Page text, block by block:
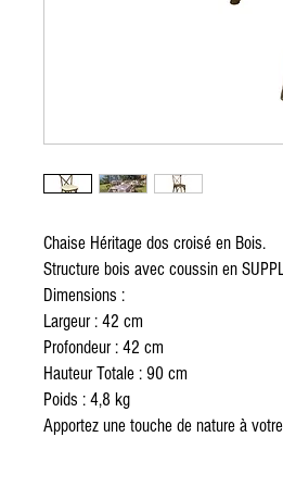
Zug furniture rental, Furniture rental, Round Table, Rectangular Table, High
Red carpet, exhibition, conference, event, separation, partition, wooden
cushion, table knife, table fork, spoon, Chair cover, Napkin, Vegetation, Totem,
Möbelverleih, Eventverleih Lausanne Bern Freiburg Zürich, Möbelverleih in
Freiburg Zürich, Vermietung von Möbeln in der Schweiz, Vermietung von
von Möbeln Nyon, Vermietung von Möbeln in Genf, Vermietung von Möbeln in
Crans Montana, Vermietung von Möbeln in Bern Vevey, Möbelverleih in
Ausserrhoden Möbelverleih, Basel-Country Möbelverleih, Liestal
Möbelverlei, Runder Tisch, rechteckiger Tisch, hoher Tisch, Tischdekoration,
Chaise Héritage dos croisé en Bois.
Structure bois avec coussin en
Dimensions :
Largeur : 42 cm
Profondeur : 42 cm
Hauteur Totale : 90 cm
Poids : 4,8 kg
Apportez une touche de nature à